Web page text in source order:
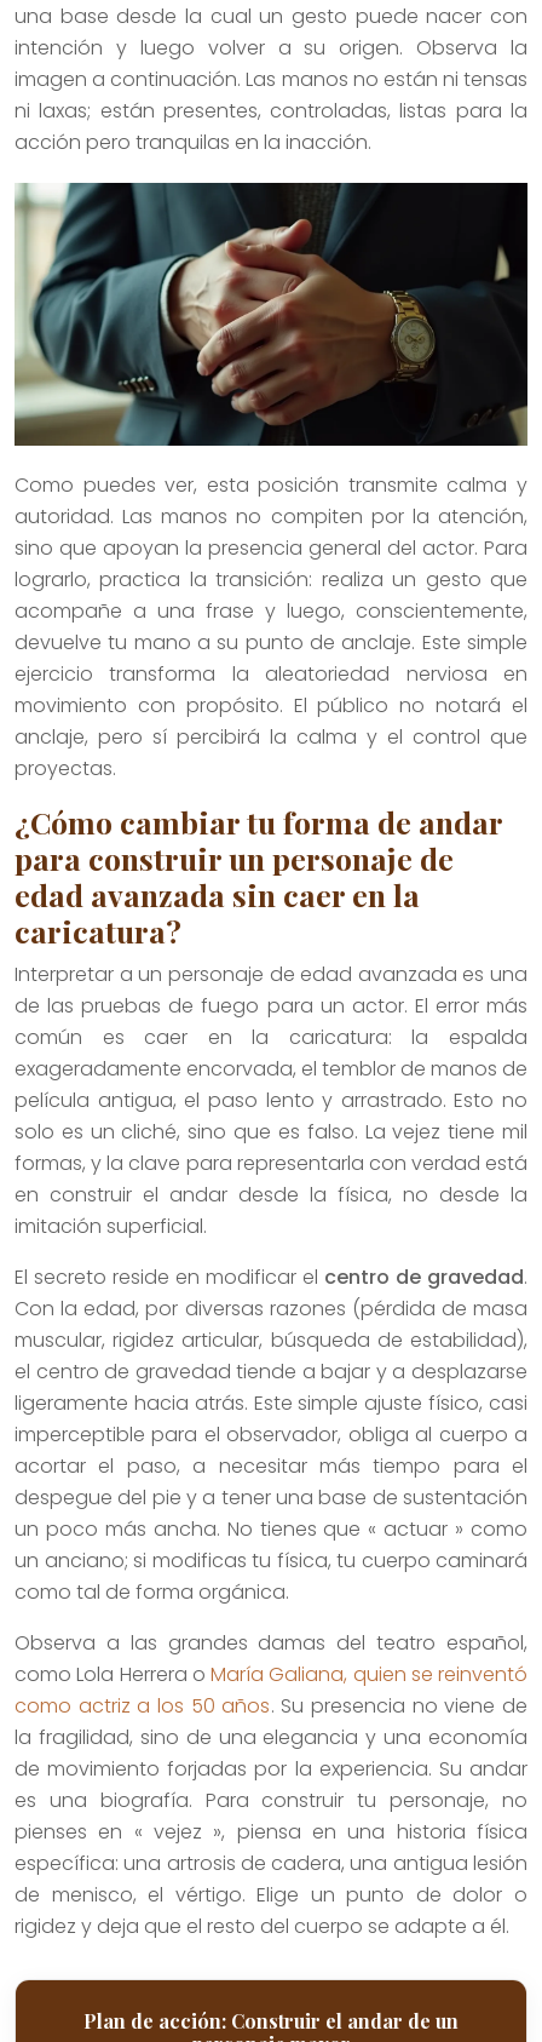
una base desde la cual un gesto puede nacer con
intención y luego volver a su origen. Observa la
imagen a continuación. Las manos no están ni tensas
ni laxas; están presentes, controladas, listas para la
acción pero tranquilas en la inacción.
Como puedes ver, esta posición transmite calma y
autoridad. Las manos no compiten por la atención,
sino que apoyan la presencia general del actor. Para
lograrlo, practica la transición: realiza un gesto que
acompañe a una frase y luego, conscientemente,
devuelve tu mano a su punto de anclaje. Este simple
ejercicio transforma la aleatoriedad nerviosa en
movimiento con propósito. El público no notará el
anclaje, pero sí percibirá la calma y el control que
proyectas.
¿Cómo cambiar tu forma de andar
para construir un personaje de
edad avanzada sin caer en la
caricatura?
Interpretar a un personaje de edad avanzada es una
de las pruebas de fuego para un actor. El error más
común es caer en la caricatura: la espalda
exageradamente encorvada, el temblor de manos de
película antigua, el paso lento y arrastrado. Esto no
solo es un cliché, sino que es falso. La vejez tiene mil
formas, y la clave para representarla con verdad está
en construir el andar desde la física, no desde la
imitación superficial.
El secreto reside en modificar el centro de gravedad.
Con la edad, por diversas razones (pérdida de masa
muscular, rigidez articular, búsqueda de estabilidad),
el centro de gravedad tiende a bajar y a desplazarse
ligeramente hacia atrás. Este simple ajuste físico, casi
imperceptible para el observador, obliga al cuerpo a
acortar el paso, a necesitar más tiempo para el
despegue del pie y a tener una base de sustentación
un poco más ancha. No tienes que « actuar » como
un anciano; si modificas tu física, tu cuerpo caminará
como tal de forma orgánica.
Observa a las grandes damas del teatro español,
como Lola Herrera o María Galiana, quien se reinventó
como actriz a los 50 años. Su presencia no viene de
la fragilidad, sino de una elegancia y una economía
de movimiento forjadas por la experiencia. Su andar
es una biografía. Para construir tu personaje, no
pienses en « vejez », piensa en una historia física
específica: una artrosis de cadera, una antigua lesión
de menisco, el vértigo. Elige un punto de dolor o
rigidez y deja que el resto del cuerpo se adapte a él.
Plan de acción: Construir el andar de un